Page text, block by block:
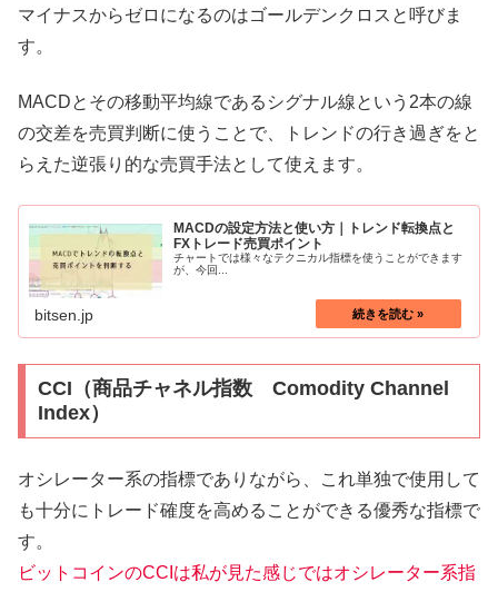
マイナスからゼロになるのはゴールデンクロスと呼びま
す。
MACDとその移動平均線であるシグナル線という2本の線
の交差を売買判断に使うことで、トレンドの行き過ぎをと
らえた逆張り的な売買手法として使えます。
MACDの設定方法と使い方｜トレンド転換点と
FXトレード売買ポイント
チャートでは様々なテクニカル指標を使うことができます
が、今回...
bitsen.jp
CCI（商品チャネル指数 Comodity Channel
Index）
オシレーター系の指標でありながら、これ単独で使用して
も十分にトレード確度を高めることができる優秀な指標で
す。
ビットコインのCCIは私が見た感じではオシレーター系指